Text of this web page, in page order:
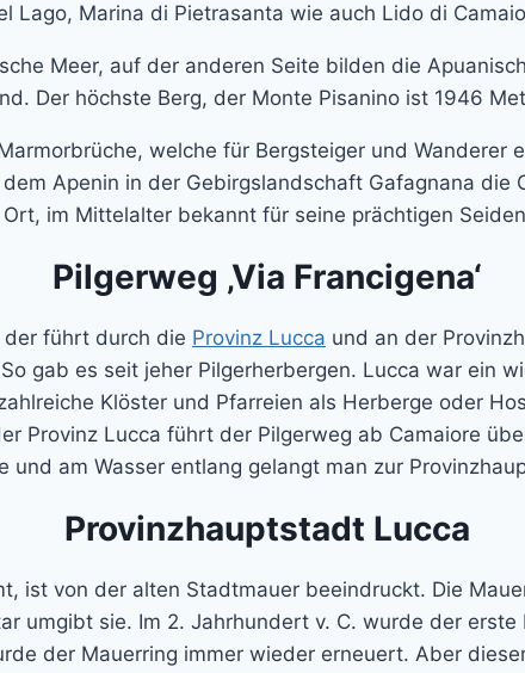
Lago, Marina di Pietrasanta wie auch Lido di
Meer, auf der anderen Seite bilden die
Der höchste Berg, der Monte Pisanino ist 1946
welche für Bergsteiger und Wanderer
Apenin in der Gebirgslandschaft Gafagnana die
Ort, im Mittelalter bekannt für seine prächtigen
Pilgerweg ‚Via Francigena‘
der führt durch die Provinz Lucca und an der
gab es seit jeher Pilgerherbergen. Lucca war ein
Klöster und Pfarreien als Herberge oder
Provinz Lucca führt der Pilgerweg ab Camaiore
und am Wasser entlang gelangt man zur
Provinzhauptstadt Lucca
ist von der alten Stadtmauer beeindruckt. Die
umgibt sie. Im 2. Jahrhundert v. C. wurde der
der Mauerring immer wieder erneuert. Aber